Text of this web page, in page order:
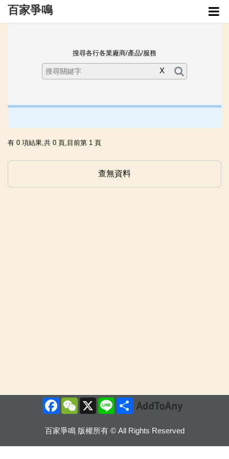
百家爭鳴
企業列表
搜尋各行各業廠商/產品/服務
X
有 0 項結果,共 0 頁,目前第 1 頁
查無資料
Facebook
WeChat
X Line Share
百家爭鳴 版權所有 © All Rights Reserved